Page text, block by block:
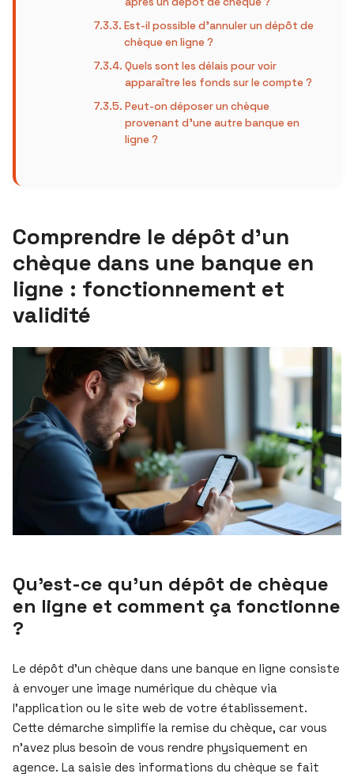
Est-il possible d’annuler un dépôt de
chèque en ligne ?
Quels sont les délais pour voir
apparaître les fonds sur le compte ?
Peut-on déposer un chèque
provenant d’une autre banque en
ligne ?
Comprendre le dépôt d’un
chèque dans une banque en
ligne : fonctionnement et
validité
Qu’est-ce qu’un dépôt de chèque
en ligne et comment ça fonctionne
?
Le dépôt d’un chèque dans une banque en ligne consiste
à envoyer une image numérique du chèque via
l’application ou le site web de votre établissement.
Cette démarche simplifie la remise du chèque, car vous
n’avez plus besoin de vous rendre physiquement en
agence. La saisie des informations du chèque se fait